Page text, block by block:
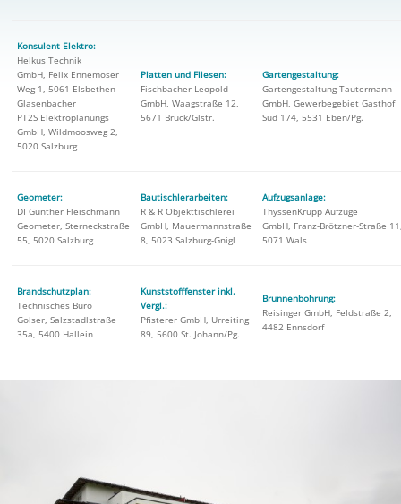
Konsulent Elektro:
Helkus Technik
GmbH, Felix Ennemoser
Weg 1, 5061 Elsbethen-
Glasenbacher
PT2S Elektroplanungs
GmbH, Wildmoosweg 2,
5020 Salzburg
Platten und Fliesen:
Fischbacher Leopold
GmbH, Waagstraße 12,
5671 Bruck/Glstr.
Gartengestaltung:
Gartengestaltung Tautermann
GmbH, Gewerbegebiet Gasthof
Süd 174, 5531 Eben/Pg.
Geometer:
DI Günther Fleischmann
Geometer, Sterneckstraße
55, 5020 Salzburg
Bautischlerarbeiten:
R & R Objekttischlerei
GmbH, Mauermannstraße
8, 5023 Salzburg-Gnigl
Aufzugsanlage:
ThyssenKrupp Aufzüge
GmbH, Franz-Brötzner-Straße
5071 Wals
Brandschutzplan:
Technisches Büro
Golser, Salzstadlstraße
35a, 5400 Hallein
Kunststofffenster inkl.
Vergl.:
Pfisterer GmbH, Urreiting
89, 5600 St. Johann/Pg.
Brunnenbohrung:
Reisinger GmbH, Feldstraße 2,
4482 Ennsdorf